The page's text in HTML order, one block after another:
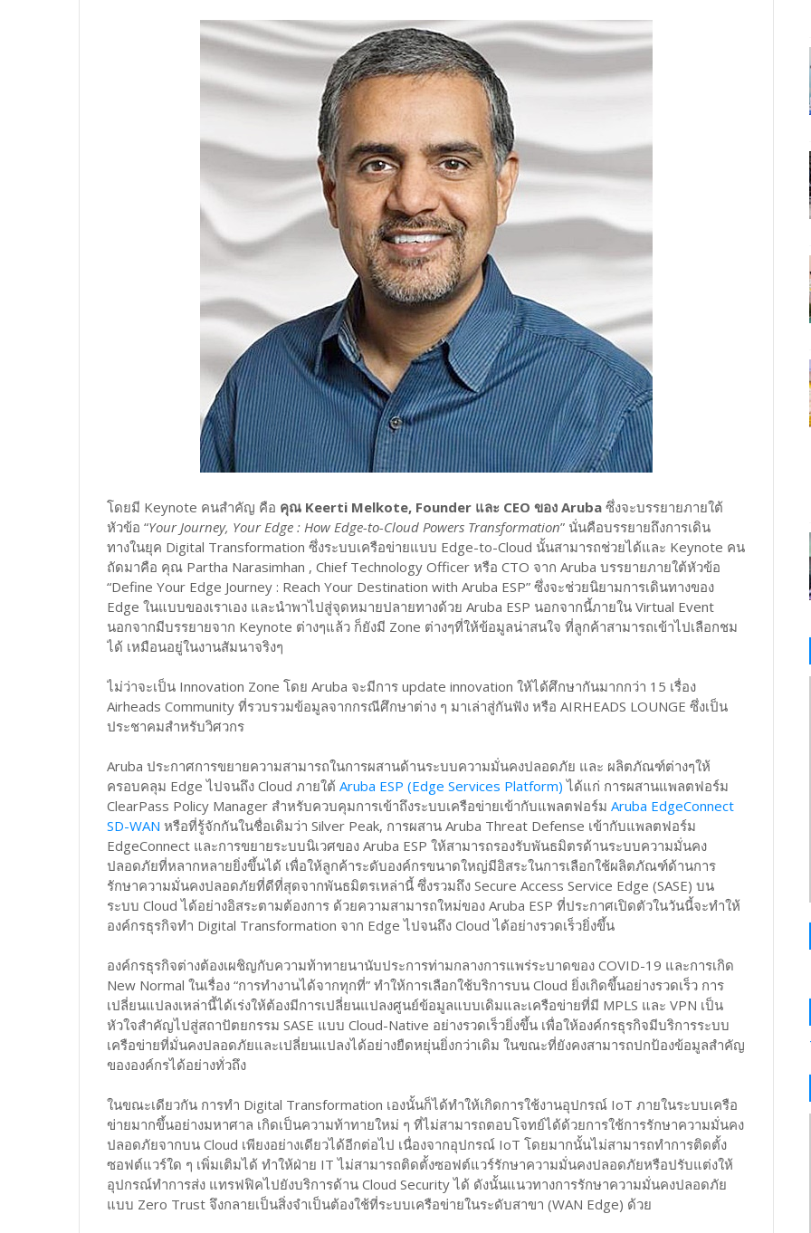
โดยมี Keynote คนสำคัญ คือ คุณ Keerti Melkote, Founder และ CEO ของ Aruba ซึ่งจะบรรยายภายใต้
หัวข้อ “Your Journey, Your Edge : How Edge-to-Cloud Powers Transformation” นั่นคือบรรยายถึงการเดิน
ทางในยุค Digital Transformation ซึ่งระบบเครือข่ายแบบ Edge-to-Cloud นั้นสามารถช่วยได้และ Keynote คน
ถัดมาคือ คุณ Partha Narasimhan , Chief Technology Officer หรือ CTO จาก Aruba บรรยายภายใต้หัวข้อ
“Define Your Edge Journey : Reach Your Destination with Aruba ESP” ซึ่งจะช่วยนิยามการเดินทางของ
Edge ในแบบของเราเอง และนำพาไปสู่จุดหมายปลายทางด้วย Aruba ESP นอกจากนี้ภายใน Virtual Event
นอกจากมีบรรยายจาก Keynote ต่างๆแล้ว ก็ยังมี Zone ต่างๆที่ให้ข้อมูลน่าสนใจ ที่ลูกค้าสามารถเข้าไปเลือกชม
ได้ เหมือนอยู่ในงานสัมนาจริงๆ
ไม่ว่าจะเป็น Innovation Zone โดย Aruba จะมีการ update innovation ให้ได้ศึกษากันมากกว่า 15 เรื่อง
Airheads Community ที่รวบรวมข้อมูลจากกรณีศึกษาต่าง ๆ มาเล่าสู่กันฟัง หรือ AIRHEADS LOUNGE ซึ่งเป็น
ประชาคมสำหรับวิศวกร
Aruba ประกาศการขยายความสามารถในการผสานด้านระบบความมั่นคงปลอดภัย และ ผลิตภัณฑ์ต่างๆให้
ครอบคลุม Edge ไปจนถึง Cloud ภายใต้ Aruba ESP (Edge Services Platform) ได้แก่ การผสานแพลตฟอร์ม
ClearPass Policy Manager สำหรับควบคุมการเข้าถึงระบบเครือข่ายเข้ากับแพลตฟอร์ม Aruba EdgeConnect
SD-WAN หรือที่รู้จักกันในชื่อเดิมว่า Silver Peak, การผสาน Aruba Threat Defense เข้ากับแพลตฟอร์ม
EdgeConnect และการขยายระบบนิเวศของ Aruba ESP ให้สามารถรองรับพันธมิตรด้านระบบความมั่นคง
ปลอดภัยที่หลากหลายยิ่งขึ้นได้ เพื่อให้ลูกค้าระดับองค์กรขนาดใหญ่มีอิสระในการเลือกใช้ผลิตภัณฑ์ด้านการ
รักษาความมั่นคงปลอดภัยที่ดีที่สุดจากพันธมิตรเหล่านี้ ซึ่งรวมถึง Secure Access Service Edge (SASE) บน
ระบบ Cloud ได้อย่างอิสระตามต้องการ ด้วยความสามารถใหม่ของ Aruba ESP ที่ประกาศเปิดตัวในวันนี้จะทำให้
องค์กรธุรกิจทำ Digital Transformation จาก Edge ไปจนถึง Cloud ได้อย่างรวดเร็วยิ่งขึ้น
องค์กรธุรกิจต่างต้องเผชิญกับความท้าทายนานับประการท่ามกลางการแพร่ระบาดของ COVID-19 และการเกิด
New Normal ในเรื่อง “การทำงานได้จากทุกที่” ทำให้การเลือกใช้บริการบน Cloud ยิ่งเกิดขึ้นอย่างรวดเร็ว การ
เปลี่ยนแปลงเหล่านี้ได้เร่งให้ต้องมีการเปลี่ยนแปลงศูนย์ข้อมูลแบบเดิมและเครือข่ายที่มี MPLS และ VPN เป็น
หัวใจสำคัญไปสู่สถาปัตยกรรม SASE แบบ Cloud-Native อย่างรวดเร็วยิ่งขึ้น เพื่อให้องค์กรธุรกิจมีบริการระบบ
เครือข่ายที่มั่นคงปลอดภัยและเปลี่ยนแปลงได้อย่างยืดหยุ่นยิ่งกว่าเดิม ในขณะที่ยังคงสามารถปกป้องข้อมูลสำคัญ
ขององค์กรได้อย่างทั่วถึง
ในขณะเดียวกัน การทำ Digital Transformation เองนั้นก็ได้ทำให้เกิดการใช้งานอุปกรณ์ IoT ภายในระบบเครือ
ข่ายมากขึ้นอย่างมหาศาล เกิดเป็นความท้าทายใหม่ ๆ ที่ไม่สามารถตอบโจทย์ได้ด้วยการใช้การรักษาความมั่นคง
ปลอดภัยจากบน Cloud เพียงอย่างเดียวได้อีกต่อไป เนื่องจากอุปกรณ์ IoT โดยมากนั้นไม่สามารถทำการติดตั้ง
ซอฟต์แวร์ใด ๆ เพิ่มเติมได้ ทำให้ฝ่าย IT ไม่สามารถติดตั้งซอฟต์แวร์รักษาความมั่นคงปลอดภัยหรือปรับแต่งให้
อุปกรณ์ทำการส่ง แทรฟฟิคไปยังบริการด้าน Cloud Security ได้ ดังนั้นแนวทางการรักษาความมั่นคงปลอดภัย
แบบ Zero Trust จึงกลายเป็นสิ่งจำเป็นต้องใช้ที่ระบบเครือข่ายในระดับสาขา (WAN Edge) ด้วย